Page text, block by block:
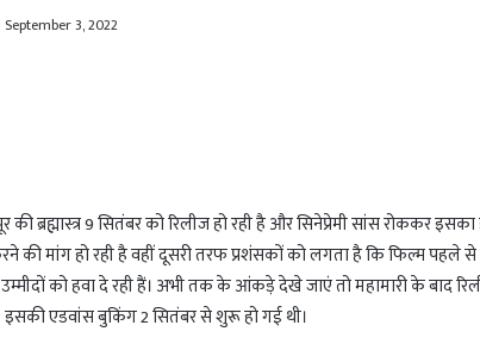
September 3, 2022
ब्रह्मास्त्र 9 सितंबर को रिलीज हो रही है और सिनेप्रेमी सांस रोककर
की मांग हो रही है वहीं दूसरी तरफ प्रशंसकों को लगता है कि फिल्म पहले से
को हवा दे रही हैं। अभी तक के आंकड़े देखे जाएं तो महामारी के बाद
एडवांस बुकिंग 2 सितंबर से शुरू हो गई थी।